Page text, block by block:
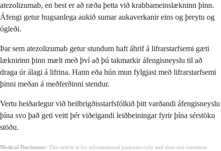
atezolizumab, en best er að ræða þetta við krabbameinslækninn þinn.
Áfengi getur hugsanlega aukið sumar aukaverkanir eins og þreytu og
ógleði.
Þar sem atezolizumab getur stundum haft áhrif á lifrarstarfsemi gæti
læknirinn þinn mælt með því að þú takmarkir áfengisneyslu til að
draga úr álagi á lifrina. Hann eða hún mun fylgjast með lifrarstarfsemi
þinni meðan á meðferðinni stendur.
Vertu heiðarlegur við heilbrigðisstarfsfólkið þitt varðandi áfengisneyslu
þína svo það geti veitt þér viðeigandi leiðbeiningar fyrir þína sérstöku
stöðu.
Medical Disclaimer: This article is for informational purposes only and does not constitute